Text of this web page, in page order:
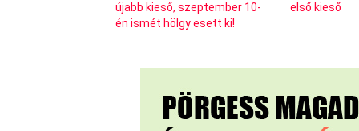
újabb kieső, szeptember 10-
én ismét hölgy esett ki!
első kieső